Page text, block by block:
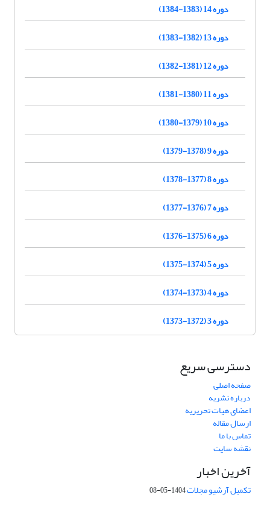
دوره 14 (1383-1384)
دوره 13 (1382-1383)
دوره 12 (1381-1382)
دوره 11 (1380-1381)
دوره 10 (1379-1380)
دوره 9 (1378-1379)
دوره 8 (1377-1378)
دوره 7 (1376-1377)
دوره 6 (1375-1376)
دوره 5 (1374-1375)
دوره 4 (1373-1374)
دوره 3 (1372-1373)
دسترسی سریع
صفحه اصلی
درباره نشریه
اعضای هیات تحریریه
ارسال مقاله
تماس با ما
نقشه سایت
آخرین اخبار
تکمیل آرشیو مجلات1404-05-08